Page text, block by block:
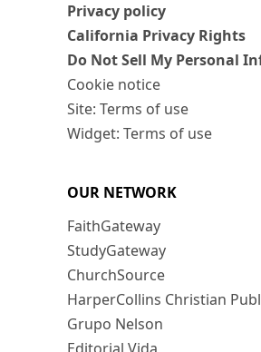
Privacy policy
California Privacy Rights
Do Not Sell My Personal
Cookie notice
Site: Terms of use
Widget: Terms of use
OUR NETWORK
FaithGateway
StudyGateway
ChurchSource
HarperCollins Christian
Grupo Nelson